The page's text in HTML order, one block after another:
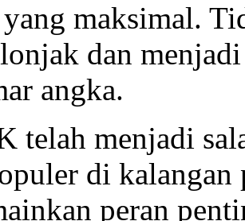
maksimal.
dan
angka.
telah menjadi
di
peran